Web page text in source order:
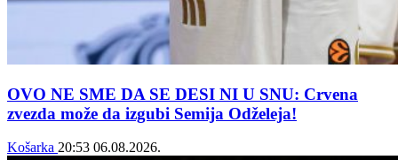
OVO NE SME DA SE DESI NI U SNU: Crvena
zvezda može da izgubi Semija Odželeja!
Košarka 20:53 06.08.2026.